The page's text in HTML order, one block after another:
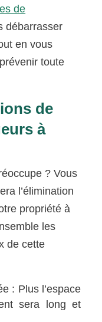
de
débarrasser
en vous
toute
de
à
? Vous
l’élimination
propriété à
les
de cette
: Plus l’espace
sera long et